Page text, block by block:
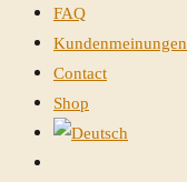
FAQ
Kundenmeinungen
Contact
Shop